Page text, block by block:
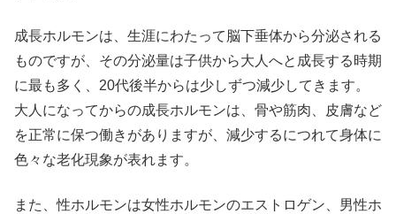
成長ホルモンは、生涯にわたって脳下垂体から分泌される
ものですが、その分泌量は子供から大人へと成長する時期
に最も多く、20代後半からは少しずつ減少してきます。
大人になってからの成長ホルモンは、骨や筋肉、皮膚など
を正常に保つ働きがありますが、減少するにつれて身体に
色々な老化現象が表れます。
また、性ホルモンは女性ホルモンのエストロゲン、男性ホ